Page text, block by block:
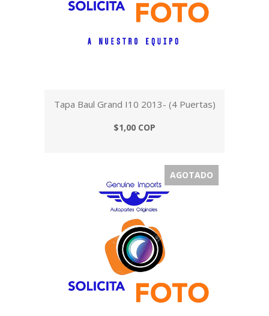
Tapa Baul Grand I10 2013- (4 Puertas)
$1,00 COP
AGOTADO